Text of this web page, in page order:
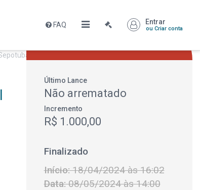
FAQ Entrar
ou Criar conta
Leilão encerrado
Último Lance
Não arrematado
Incremento
R$ 1.000,00
Finalizado
Início:18/04/2024 às 16:02
Data:08/05/2024 às 14:00